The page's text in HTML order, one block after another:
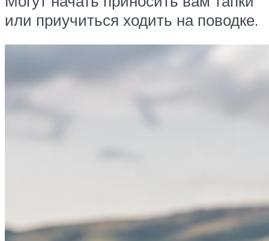
или приучиться ходить на поводке.